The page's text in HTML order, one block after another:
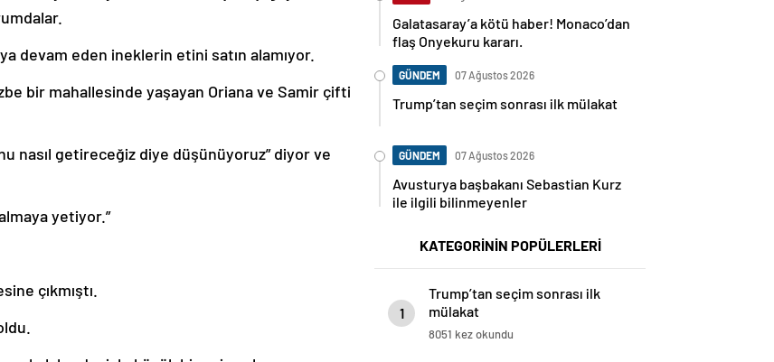
devam eden ineklerin etini satın alamıyor.
bir mahallesinde yaşayan Oriana ve Samir çifti
nasıl getireceğiz diye düşünüyoruz” diyor ve
yetiyor.”
çıkmıştı.
Galatasaray’a kötü haber! Monaco’dan
flaş Onyekuru kararı.
GÜNDEM 07 Ağustos 2026
Trump’tan seçim sonrası ilk mülakat
GÜNDEM 07 Ağustos 2026
Avusturya başbakanı Sebastian Kurz
ile ilgili bilinmeyenler
KATEGORİNİN POPÜLERLERİ
1
Trump’tan seçim sonrası ilk
mülakat
8051 kez okundu